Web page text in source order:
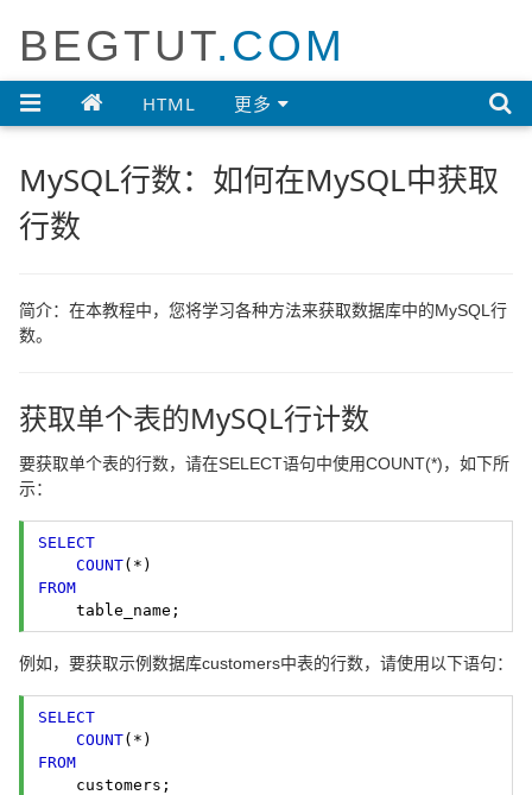
BEGTUT.COM
HTML 更多 
MySQL行数：如何在MySQL中获取
行数
简介：在本教程中，您将学习各种方法来获取数据库中的MySQL行
数。
获取单个表的MySQL行计数
要获取单个表的行数，请在SELECT语句中使用COUNT(*)，如下所
示：
SELECT
COUNT
FROM
table_name;
例如，要获取示例数据库customers中表的行数，请使用以下语句：
SELECT
COUNT
FROM
customers;